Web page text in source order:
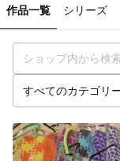
作品一覧 シリーズ